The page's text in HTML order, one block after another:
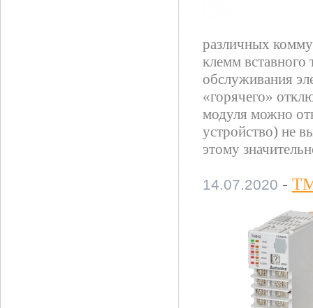
различных
клемм вставного
обслуживания
«горячего»
модуля можно
устройство) не
этому
14.07.2020 -